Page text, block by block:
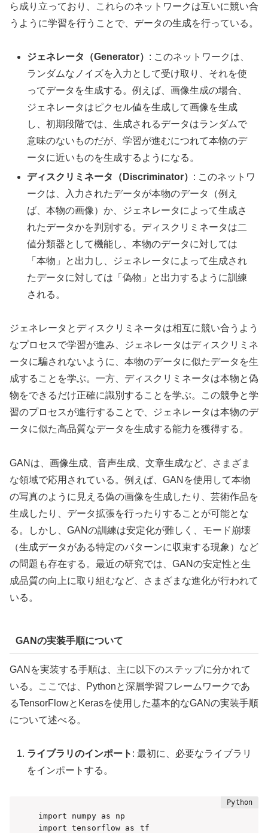
ら成り立っており、これらのネットワークは互いに競い合
うように学習を行うことで、データの生成を行っている。
ジェネレータ（Generator） : このネットワークは、
ランダムなノイズを入力として受け取り、それを使
ってデータを生成する。例えば、画像生成の場合、
ジェネレータはピクセル値を生成して画像を生成
し、初期段階では、生成されるデータはランダムで
意味のないものだが、学習が進むにつれて本物のデ
ータに近いものを生成するようになる。
ディスクリミネータ（Discriminator） : このネットワ
ークは、入力されたデータが本物のデータ（例え
ば、本物の画像）か、ジェネレータによって生成さ
れたデータかを判別する。ディスクリミネータは二
値分類器として機能し、本物のデータに対しては
「本物」と出力し、ジェネレータによって生成され
たデータに対しては「偽物」と出力するように訓練
される。
ジェネレータとディスクリミネータは相互に競い合うよう
なプロセスで学習が進み、ジェネレータはディスクリミネ
ータに騙されないように、本物のデータに似たデータを生
成することを学ぶ。一方、ディスクリミネータは本物と偽
物をできるだけ正確に識別することを学ぶ。この競争と学
習のプロセスが進行することで、ジェネレータは本物のデ
ータに似た高品質なデータを生成する能力を獲得する。
GANは、画像生成、音声生成、文章生成など、さまざま
な領域で応用されている。例えば、GANを使用して本物
の写真のように見える偽の画像を生成したり、芸術作品を
生成したり、データ拡張を行ったりすることが可能とな
る。しかし、GANの訓練は安定化が難しく、モード崩壊
（生成データがある特定のパターンに収束する現象）など
の問題も存在する。最近の研究では、GANの安定性と生
成品質の向上に取り組むなど、さまざまな進化が行われて
いる。
GANの実装手順について
GANを実装する手順は、主に以下のステップに分かれて
いる。ここでは、Pythonと深層学習フレームワークであ
るTensorFlowとKerasを使用した基本的なGANの実装手順
について述べる。
ライブラリのインポート : 最初に、必要なライブラリ
をインポートする。
import numpy as np
import tensorflow as tf